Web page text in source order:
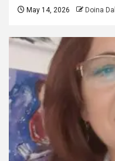
May 14, 2026 Doina